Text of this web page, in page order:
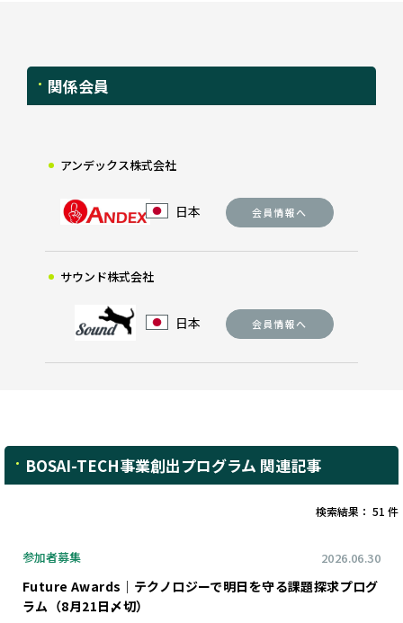
関係会員
アンデックス株式会社
日本 会員情報へ
サウンド株式会社
日本 会員情報へ
BOSAI-TECH事業創出プログラム 関連記事
検索結果： 51 件
2026.06.30
参加者募集
Future Awards｜テクノロジーで明日を守る課題探求プログ
ラム（8月21日〆切）